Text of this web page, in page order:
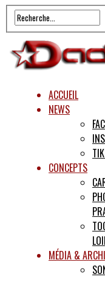
ACCUEIL
NEWS
CONCEPTS
MÉDIA &